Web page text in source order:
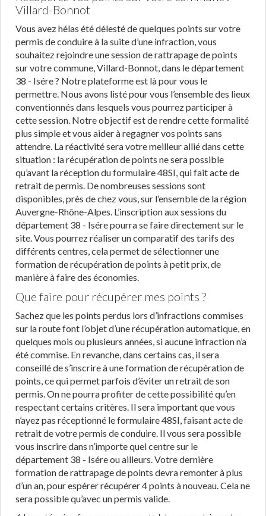
Villard-Bonnot
Vous avez hélas été délesté de quelques points sur votre
permis de conduire à la suite d’une infraction, vous
souhaitez rejoindre une session de rattrapage de points
sur votre commune, Villard-Bonnot, dans le département
38 - Isére ? Notre plateforme est là pour vous le
permettre. Nous avons listé pour vous l’ensemble des lieux
conventionnés dans lesquels vous pourrez participer à
cette session. Notre objectif est de rendre cette formalité
plus simple et vous aider à regagner vos points sans
attendre. La réactivité sera votre meilleur allié dans cette
situation : la récupération de points ne sera possible
qu’avant la réception du formulaire 48SI, qui fait acte de
retrait de permis. De nombreuses sessions sont
disponibles, près de chez vous, sur l’ensemble de la région
Auvergne-Rhône-Alpes. L’inscription aux sessions du
département 38 - Isére pourra se faire directement sur le
site. Vous pourrez réaliser un comparatif des tarifs des
différents centres, cela permet de sélectionner une
formation de récupération de points à petit prix, de
manière à faire des économies.
Que faire pour récupérer mes points ?
Sachez que les points perdus lors d’infractions commises
sur la route font l’objet d’une récupération automatique, en
quelques mois ou plusieurs années, si aucune infraction n’a
été commise. En revanche, dans certains cas, il sera
conseillé de s’inscrire à une formation de récupération de
points, ce qui permet parfois d’éviter un retrait de son
permis. On ne pourra profiter de cette possibilité qu’en
respectant certains critères. Il sera important que vous
n’ayez pas réceptionné le formulaire 48SI, faisant acte de
retrait de votre permis de conduire. Il vous sera possible
vous inscrire dans n’importe quel centre sur le
département 38 - Isére ou ailleurs. Votre dernière
formation de rattrapage de points devra remonter à plus
d’un an, pour espérer récupérer 4 points à nouveau. Cela ne
sera possible qu’avec un permis valide.